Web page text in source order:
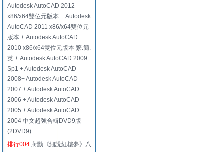
Autodesk AutoCAD 2012
x86/x64雙位元版本 + Autodesk
AutoCAD 2011 x86/x64雙位元
版本 + Autodesk AutoCAD
2010 x86/x64雙位元版本 繁.簡.
英 + Autodesk AutoCAD 2009
Sp1 + Autodesk AutoCAD
2008+ Autodesk AutoCAD
2007 + Autodesk AutoCAD
2006 + Autodesk AutoCAD
2005 + Autodesk AutoCAD
2004 中文超強合輯DVD9版
(2DVD9)
排行004 蔣勳《細說紅樓夢》八